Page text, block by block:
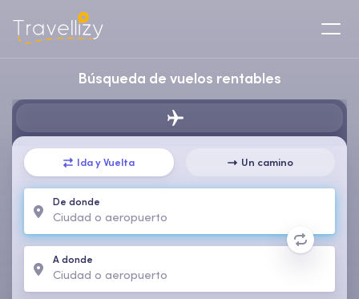
Búsqueda de vuelos rentables
Ida y Vuelta Un camino
De donde
A donde